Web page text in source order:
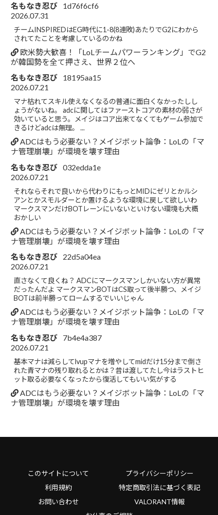
名もなき忍び
1d76f6cf6
2026.07.31
チームINSPIREDはEG時代に1-8(8連敗)あたりでG2にわから
されてたことを考慮しているのかね
欧米勢大歓喜！「LoLチームパワーランキング」でG2
が韓国勢を全て押さえ、世界２位へ
名もなき忍び
18195aa15
2026.07.21
マナ枯れてスキル使えなくなるの普通に面白くなかったしし
ょうがないね。 adcに関してはファーストコアの素材の弱さが
効いていると思う。メイジはコア出来てなくてもゲーム参加で
きるけどadcは無理。 ...
ADCはもう必要ない？メイジボット論争：LoLの「マ
ナ管理崩壊」が環境を壊す理由
名もなき忍び 032edda1e
2026.07.21
それならそれで良いから代わりにもっとMIDにゼリとかルシ
アンとかスモルダーとか置けるような環境に戻して欲しいわ
マークスマンだけBOTレーンにいないといけない環境も大概
おかしい
ADCはもう必要ない？メイジボット論争：LoLの「マ
ナ管理崩壊」が環境を壊す理由
名もなき忍び
22d5a04ea
2026.07.21
直さなくて良くね？ ADCにマークスマンしかいない方が異常
だったんだよ マークスマンBOTはCS取って後半勝つ、メイジ
BOTは前半勝ってロームするでいいじゃん
ADCはもう必要ない？メイジボット論争：LoLの「マ
ナ管理崩壊」が環境を壊す理由
名もなき忍び
7b4e4a387
2026.07.21
基本マナは減らしてlvupマナを増やしてmidだけ15分まで倒さ
れた青マナの残り取れるとかは？昔は渡してたし今はラストヒ
ット取る必要なくなったから復活してもいい気がする
ADCはもう必要ない？メイジボット論争：LoLの「マ
ナ管理崩壊」が環境を壊す理由
このサイトについて
プライバシーポリシー
利用規約
特定商取引法に基づく表記
お問い合わせ
VALORANT情報